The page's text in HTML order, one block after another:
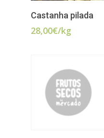
ADICIONAR
Castanha pilada
28,00€/kg